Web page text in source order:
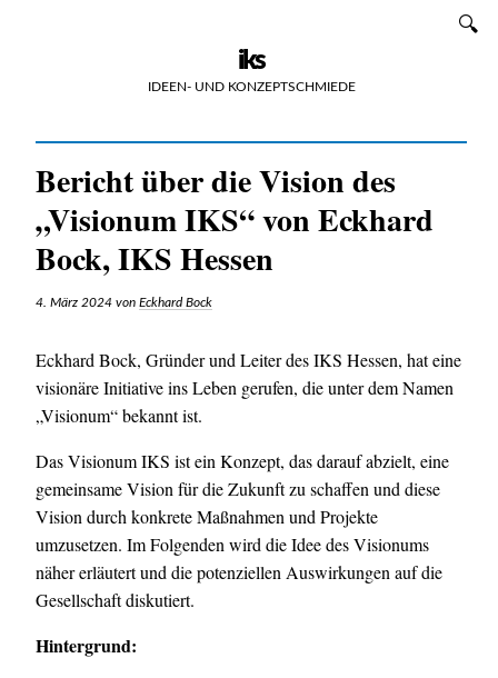
iks
IDEEN- UND KONZEPTSCHMIEDE
Bericht über die Vision des
„Visionum IKS“ von Eckhard
Bock, IKS Hessen
4. März 2024 von Eckhard Bock
Eckhard Bock, Gründer und Leiter des IKS Hessen, hat eine
visionäre Initiative ins Leben gerufen, die unter dem Namen
„Visionum“ bekannt ist.
Das Visionum IKS ist ein Konzept, das darauf abzielt, eine
gemeinsame Vision für die Zukunft zu schaffen und diese
Vision durch konkrete Maßnahmen und Projekte
umzusetzen. Im Folgenden wird die Idee des Visionums
näher erläutert und die potenziellen Auswirkungen auf die
Gesellschaft diskutiert.
Hintergrund: